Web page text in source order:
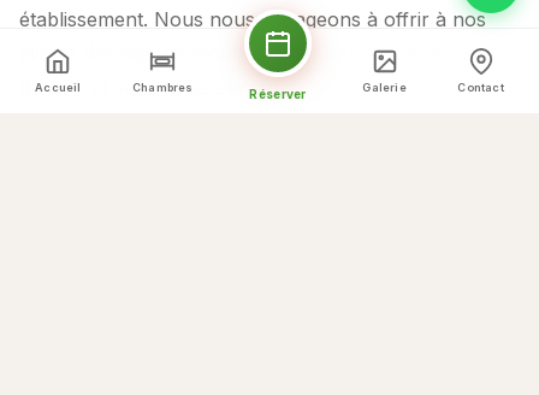
établissement. Nous nous engageons à offrir à nos
clients des séjours inoubliables, alliant hébergement
de luxe et service personnalisé.
Accueil Chambres Réserver Galerie Contact